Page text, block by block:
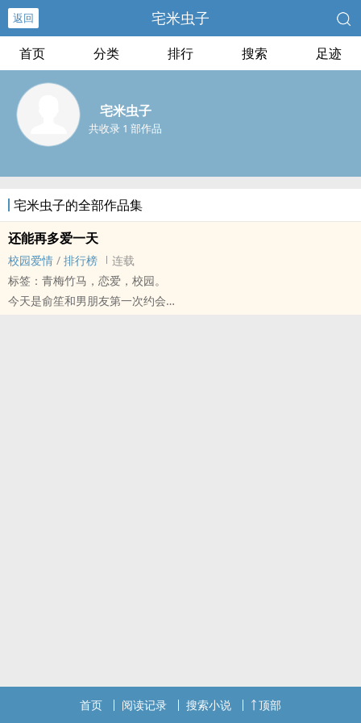
返回 宅米虫子
首页 分类 排行 搜索 足迹
宅米虫子
共收录 1 部作品
宅米虫子的全部作品集
还能再多爱一天
校园爱情 / 排行榜
连载
标签：青梅竹马，恋爱，校园。
今天是俞笙和男朋友第一次约会
首页 阅读记录 搜索小说 顶部